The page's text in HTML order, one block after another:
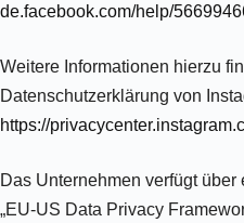
de.facebook.com/help/
Weitere Informationen hierzu
Datenschutzerklärung von
https://
Das Unternehmen verfügt
„EU-US Data Privacy